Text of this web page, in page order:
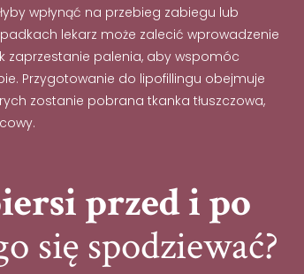
wpłynąć na przebieg zabiegu lub
lekarz może zalecić wprowadzenie
zaprzestanie palenia, aby wspomóc
Przygotowanie do lipofillingu obejmuje
zostanie pobrana tkanka tłuszczowa,
przed i po
się spodziewać?